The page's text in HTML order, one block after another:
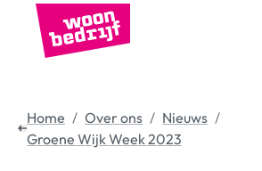
Home Over ons
Nieuws
Groene Wijk Week 2023